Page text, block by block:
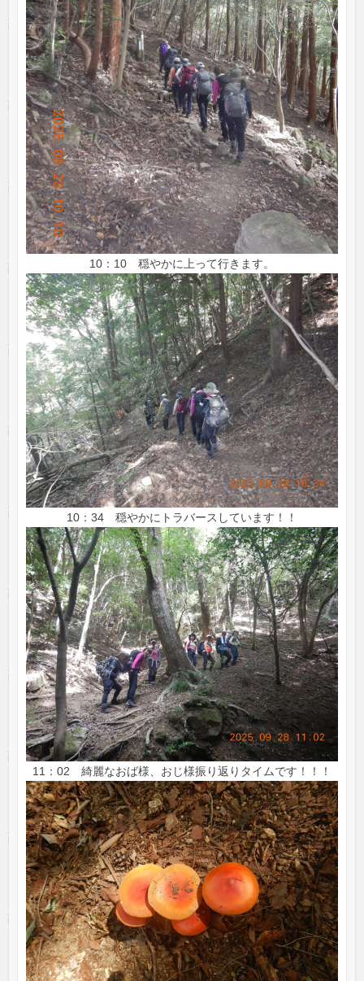
10：10 穏やかに上って行きます。
10：34 穏やかにトラバースしています！！
11：02 綺麗なおば様、おじ様振り返りタイムです！！！